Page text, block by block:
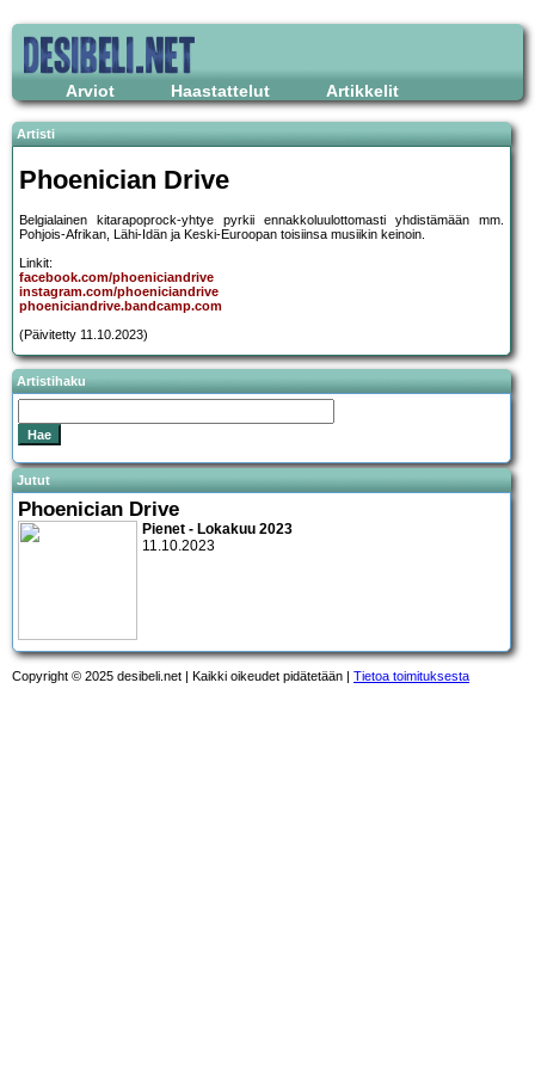
Arviot Haastattelut Artikkelit
Artisti
Phoenician Drive
Belgialainen kitarapoprock-yhtye pyrkii ennakkoluulottomasti yhdistämään mm.
Pohjois-Afrikan, Lähi-Idän ja Keski-Euroopan toisiinsa musiikin keinoin.
Linkit:
facebook.com/phoeniciandrive
instagram.com/phoeniciandrive
phoeniciandrive.bandcamp.com
(Päivitetty 11.10.2023)
Artistihaku
Jutut
Phoenician Drive
Pienet - Lokakuu 2023
11.10.2023
Copyright © 2025 desibeli.net | Kaikki oikeudet pidätetään | Tietoa toimituksesta